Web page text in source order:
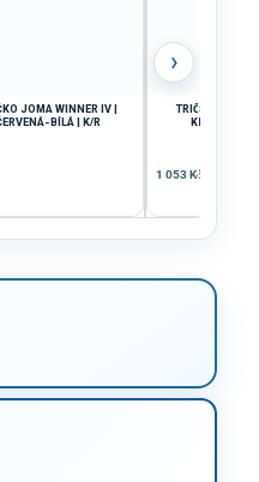
JOMA WINNER IV |
BÍLÁ | K/R
TRIČKO JOMA
KHAKI-
1 053 Kč
›